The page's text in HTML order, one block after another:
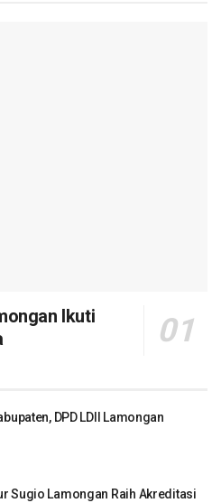
Ikuti
DPD LDII Lamongan
Sugio Lamongan Raih Akreditasi